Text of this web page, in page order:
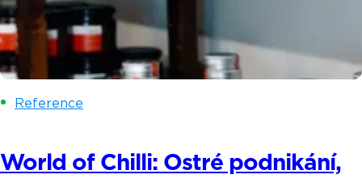
Reference
World of Chilli: Ostré podnikání,